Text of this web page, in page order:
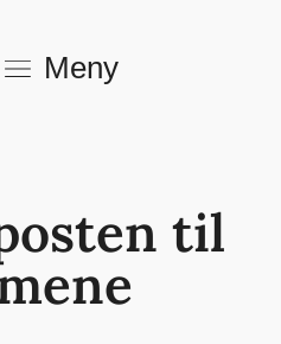
Meny
til